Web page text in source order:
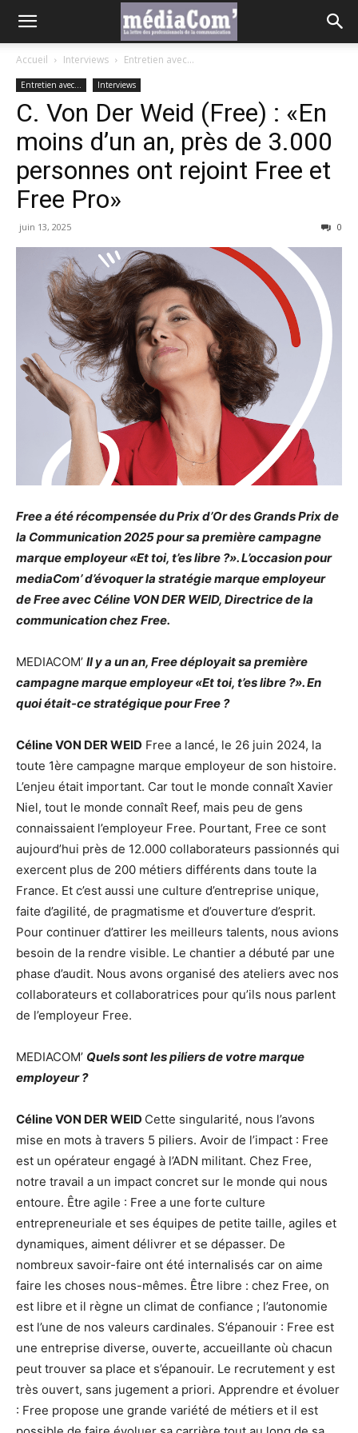
Accueil Interviews Entretien avec...
Entretien avec... Interviews
C. Von Der Weid (Free) : «En
moins d’un an, près de 3.000
personnes ont rejoint Free et
Free Pro»
juin 13, 2025 0
Free a été récompensée du Prix d’Or des Grands Prix de
la Communication 2025 pour sa première campagne
marque employeur «Et toi, t’es libre ?». L’occasion pour
mediaCom’ d’évoquer la stratégie marque employeur
de Free avec Céline VON DER WEID, Directrice de la
communication chez Free.
MEDIACOM’ Il y a un an, Free déployait sa première
campagne marque employeur «Et toi, t’es libre ?». En
quoi était-ce stratégique pour Free ?
Céline VON DER WEID Free a lancé, le 26 juin 2024, la
toute 1ère campagne marque employeur de son histoire.
L’enjeu était important. Car tout le monde connaît Xavier
Niel, tout le monde connaît Reef, mais peu de gens
connaissaient l’employeur Free. Pourtant, Free ce sont
aujourd’hui près de 12.000 collaborateurs passionnés qui
exercent plus de 200 métiers différents dans toute la
France. Et c’est aussi une culture d’entreprise unique,
faite d’agilité, de pragmatisme et d’ouverture d’esprit.
Pour continuer d’attirer les meilleurs talents, nous avions
besoin de la rendre visible. Le chantier a débuté par une
phase d’audit. Nous avons organisé des ateliers avec nos
collaborateurs et collaboratrices pour qu’ils nous parlent
de l’employeur Free.
MEDIACOM’ Quels sont les piliers de votre marque
employeur ?
Céline VON DER WEID Cette singularité, nous l’avons
mise en mots à travers 5 piliers. Avoir de l’impact : Free
est un opérateur engagé à l’ADN militant. Chez Free,
notre travail a un impact concret sur le monde qui nous
entoure. Être agile : Free a une forte culture
entrepreneuriale et ses équipes de petite taille, agiles et
dynamiques, aiment délivrer et se dépasser. De
nombreux savoir-faire ont été internalisés car on aime
faire les choses nous-mêmes. Être libre : chez Free, on
est libre et il règne un climat de confiance ; l’autonomie
est l’une de nos valeurs cardinales. S’épanouir : Free est
une entreprise diverse, ouverte, accueillante où chacun
peut trouver sa place et s’épanouir. Le recrutement y est
très ouvert, sans jugement a priori. Apprendre et évoluer
: Free propose une grande variété de métiers et il est